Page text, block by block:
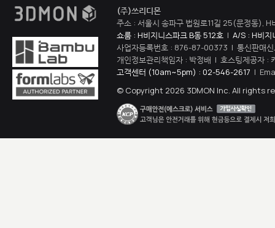
(주)쓰리디몬
주소 : 서울시 송파구 법원로11길 25(문정동),
쇼룸 : H비지니스파크 B동 512호 | A/S : H비지
사업자등록번호 : 876-87-00373 | 통신판매
개인정보관리책임자 : 박정배 | 호스팅제공자 :
고객센터 (10am~5pm) : 02-546-2617 |
© Copyright 2026 3DMON Inc. All rights